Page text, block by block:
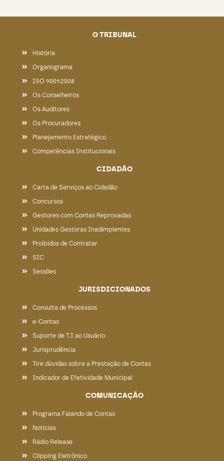
O TRIBUNAL
História
Organograma
ISO 9001:2008
Os Conselheiros
Os Auditores
Os Procuradores
Planejamento Estratégico
Competências Institucionais
CIDADÃO
Carta de Serviços ao Cidadão
Concursos
Gestores com Contas Reprovadas
Unidades Gestoras Inadimplentes
Proibidos de Contratar
SIC
Sessões
JURISDICIONADOS
Consulta de Processos
e-Contas
Suporte de T.I ao Usuário
Jurisprudência
Tire dúvidas sobre a Prestação de Contas
Indicador de Efetividade Municipal
COMUNICAÇÃO
Programa Falando de Contas
Notícias
Rádio Release
Clipping Eletrônico